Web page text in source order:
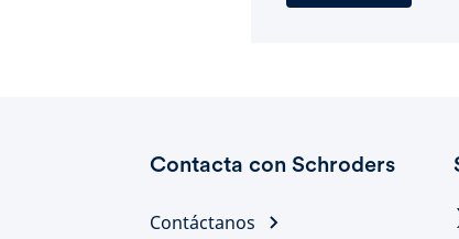
Contacta con Schroders
Contáctanos